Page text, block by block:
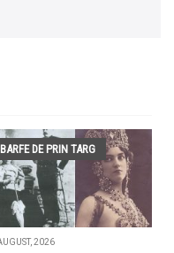
BARFE DE PRIN TARG
2026